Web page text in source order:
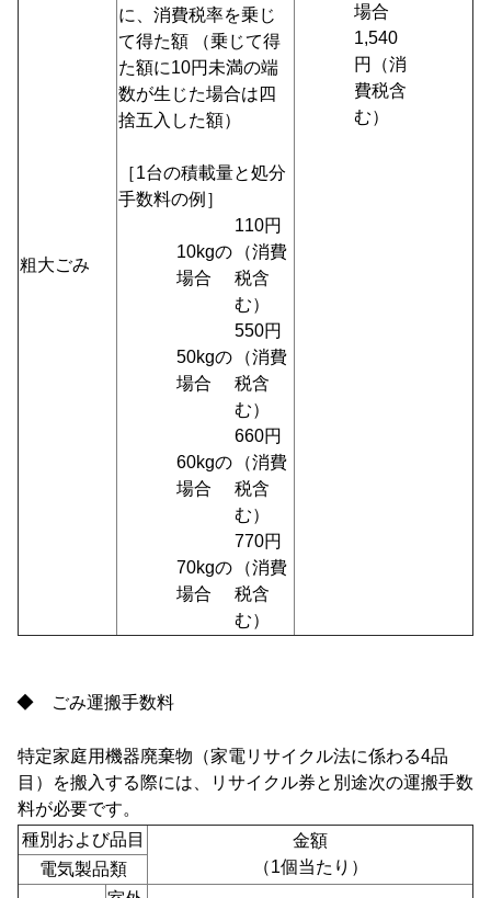
場合
1,540
円（消
費税含
む）
粗大ごみ
に、消費税率を乗じ
て得た額 （乗じて得
た額に10円未満の端
数が生じた場合は四
捨五入した額）
［1台の積載量と処分
手数料の例］
10kgの
場合
110円
（消費
税含
む）
50kgの
場合
550円
（消費
税含
む）
60kgの
場合
660円
（消費
税含
む）
70kgの
場合
770円
（消費
税含
む）
◆ ごみ運搬手数料
特定家庭用機器廃棄物（家電リサイクル法に係わる4品
目）
を搬入する際には、リサイクル券と別途次の運搬手数
料が必要です。
種別および品目
金額
（1個当たり）
電気製品類